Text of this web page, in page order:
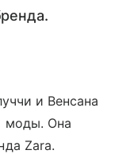
и Венсана
моды. Она
Zara.